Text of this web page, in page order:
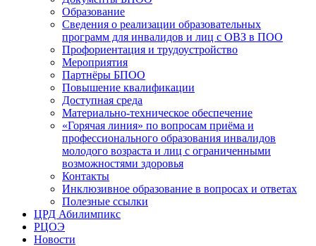
Образование
Сведения о реализации образовательных
программ для инвалидов и лиц с ОВЗ в ПОО
Профориентация и трудоустройство
Мероприятия
Партнёры БПОО
Повышение квалификации
Доступная среда
Материально-техническое обеспечение
«Горячая линия» по вопросам приёма и
профессионального образования инвалидов
молодого возраста и лиц с ограниченными
возможностями здоровья
Контакты
Инклюзивное образование в вопросах и ответах
Полезные ссылки
ЦРД Абилимпикс
РЦОЭ
Новости